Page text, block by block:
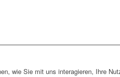
wie Sie mit uns interagieren, Ihre